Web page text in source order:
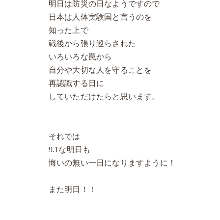
明日は防災の日なようですので
日本は人体実験国と言うのを
知った上で
戦後から張り巡らされた
いろいろな罠から
自分や大切な人を守ることを
再認識する日に
していただけたらと思います。
それでは
9.1な明日も
悔いの無い一日になりますように！
また明日！！